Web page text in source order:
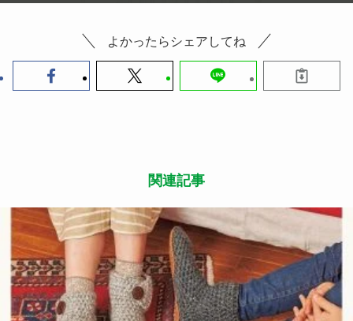
よかったらシェアしてね
関連記事